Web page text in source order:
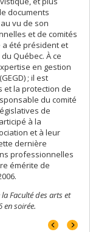
documents
vu de son
et de comités
a été président et
Québec. À ce
en gestion
; il est
et la protection de
du comité
de
à la
et à leur
dernière
professionnelles
émérite de
Faculté des arts et
en soirée.
Portrait
Portrait